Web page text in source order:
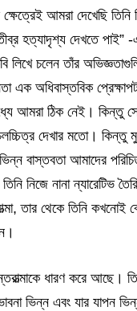
আমরা দেখেছি তিনি
হত্যাদৃশ্য দেখতে পাই”
চলেন তাঁর
এক অধিবাস্তবিক
আমরা ঠিক নেই। কিন্তু
দেখার মতো। কিন্তু
বাস্তবতা আমাদের
নিজে নানা ন্যারেটিভ
তার থেকে তিনি
ধারণ করে
ভিন্ন এবং যার যাপন